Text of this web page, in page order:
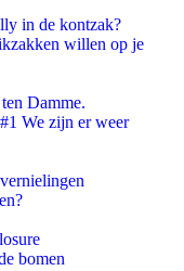
in de kontzak?
willen op je
Damme.
We zijn er weer
bomen